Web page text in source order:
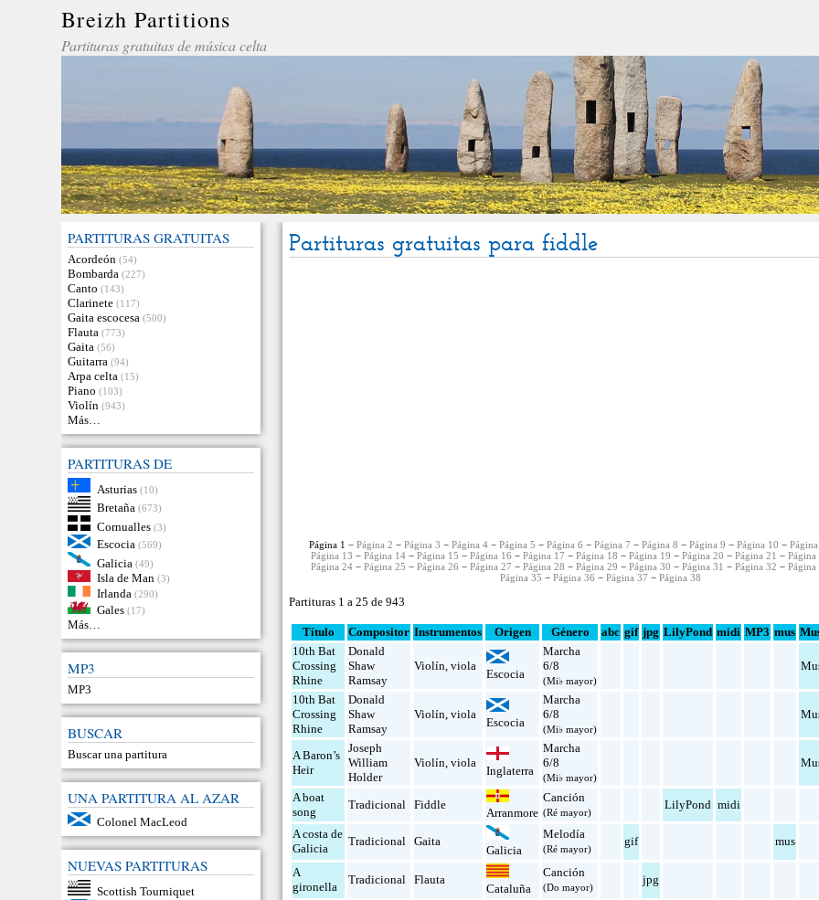
Breizh Partitions
Partituras gratuitas de música celta
PARTITURAS GRATUITAS
Acordeón (54)
Bombarda (227)
Canto (143)
Clarinete (117)
Gaita escocesa (500)
Flauta (773)
Gaita (56)
Guitarra (94)
Arpa celta (15)
Piano (103)
Violín (943)
Más…
PARTITURAS DE
Asturias (10)
Bretaña (673)
Cornualles (3)
Escocia (569)
Galicia (49)
Isla de Man (3)
Irlanda (290)
Gales (17)
Más…
MP3
MP3
BUSCAR
Buscar una partitura
UNA PARTITURA AL AZAR
Colonel MacLeod
NUEVAS PARTITURAS
Scottish Tourniquet
Partituras gratuitas para fiddle
Página 1 − Página 2 − Página 3 − Página 4− Página 5 − Página 6 − Página 7 − Página 8 − Página 9 − Página 10 −
Página 13 − Página 14− Página 15 − Página 16 − Página 17 − Página 18 − Página 19 − Página 20 − Página 21 − Página
Página 24− Página 25 − Página 26 − Página 27 − Página 28 − Página 29 − Página 30 − Página 31 − Página 32 − Página
Página 35 −Página 36 −Página 37 −Página 38
Partituras 1 a 25 de 943
Título Compositor Instrumentos Origen Género abc gif jpg LilyPond midi MP3 mus
10th Bat
Crossing
Rhine
Donald
Shaw
Ramsay
Violín ,viola
Escocia
Marcha
6/8
(Mi♭ mayor)
10th Bat
Crossing
Rhine
Donald
Shaw
Ramsay
Violín ,viola
Escocia
Marcha
6/8
(Mi♭ mayor)
A Baron’s
Heir
Joseph
William
Holder
Violín ,viola
Inglaterra
Marcha
6/8
(Mi♭ mayor)
A boat
song
Tradicional Fiddle
Arranmore
Canción
(Ré mayor)
LilyPond midi
A costa de
Galicia
Tradicional Gaita
Galicia
Melodía
(Ré mayor)
gif mus
A
gironella
Tradicional Flauta
Cataluña
Canción
(Do mayor)
jpg